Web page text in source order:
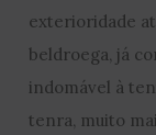
exterioridade
beldroega, já
indomável à
tenra, muito